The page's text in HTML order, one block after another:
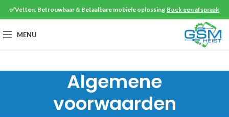
✅Vetten, Betrouwbaar & Betaalbare mobiele oplossing Boek een afspraak
MENU
Algemene
voorwaarden